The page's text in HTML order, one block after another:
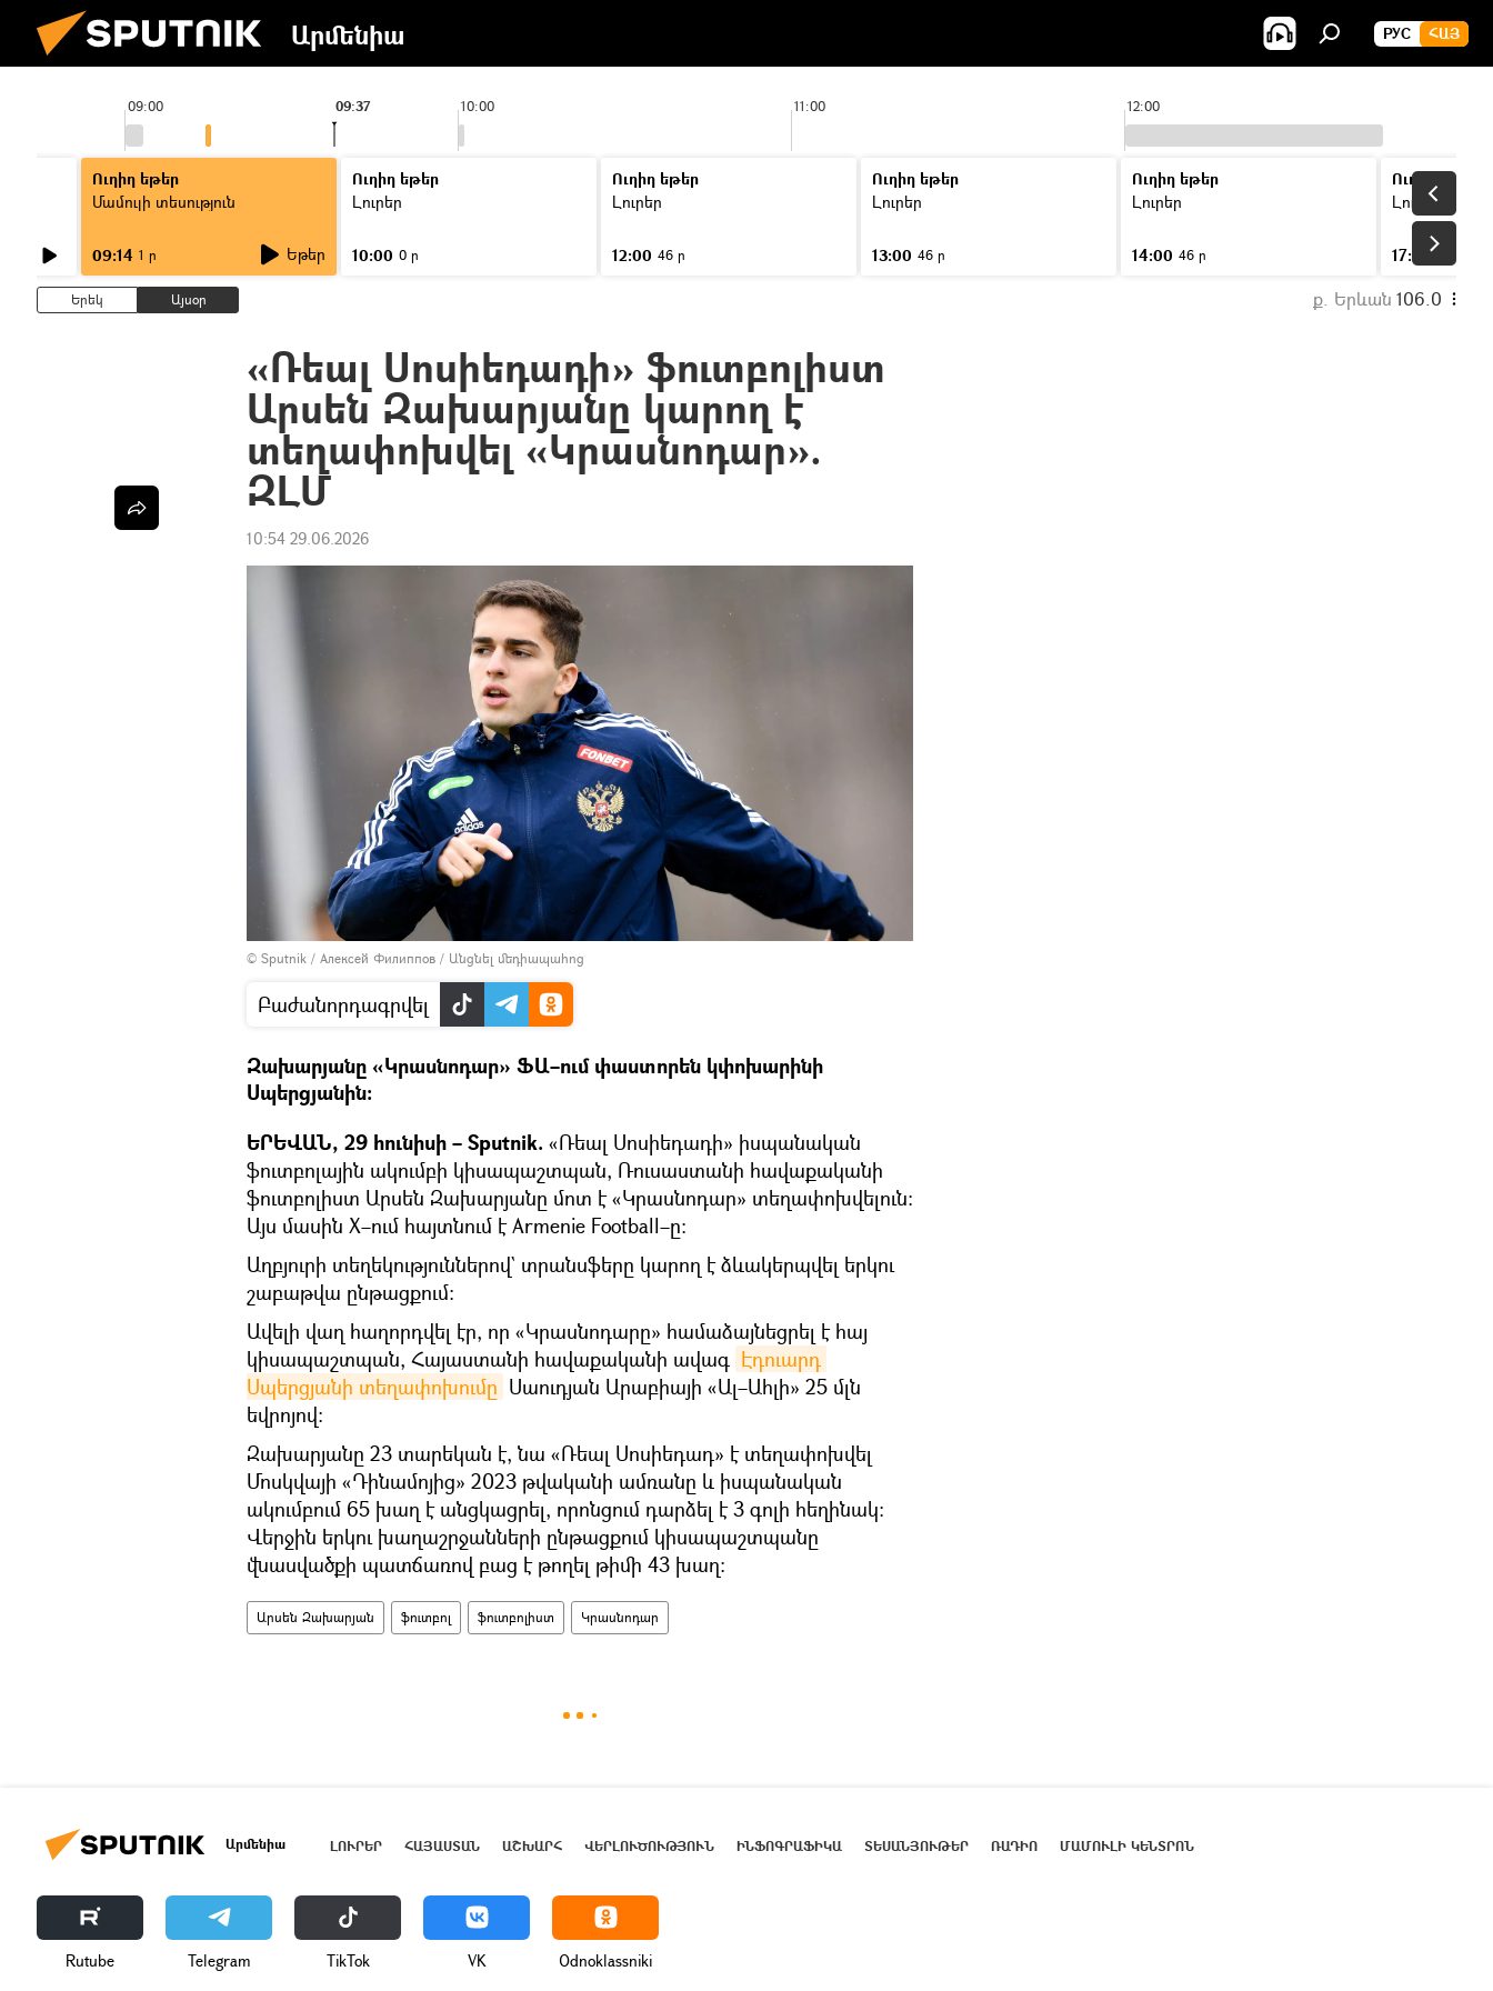
Արմենիա РУС ՀԱՅ
09:00 10:00 11:00 12:00
09:37
Ուղիղ եթեր
Մամուլի տեսություն
09:14 1 ր Եթեր
Ուղիղ եթեր
Լուրեր
10:00 0 ր
Ուղիղ եթեր
Լուրեր
12:00 46 ր
Ուղիղ եթեր
Լուրեր
13:00 46 ր
Ուղիղ եթեր
Լուրեր
14:00 46 ր
Ուղիղ եթեր
Լուրեր
17:00
Երեկ Այսօր ք. Երևան 106.0
«Ռեալ Սոսիեդադի» ֆուտբոլիստ
Արսեն Զախարյանը կարող է
տեղափոխվել «Կրասնոդար».
ԶԼՄ
10:54 29.06.2026
© Sputnik / Алексей Филиппов / Անցնել մեդիապահոց
Բաժանորդագրվել
Զախարյանը «Կրասնոդար» ՖԱ–ում փաստորեն կփոխարինի
Սպերցյանին։
ԵՐԵՎԱՆ, 29 հունիսի – Sputnik. «Ռեալ Սոսիեդադի» իսպանական
ֆուտբոլային ակումբի կիսապաշտպան, Ռուսաստանի հավաքականի
ֆուտբոլիստ Արսեն Զախարյանը մոտ է «Կրասնոդար» տեղափոխվելուն։
Այս մասին X–ում հայտնում է Armenie Football–ը։
Աղբյուրի տեղեկություններով` տրանսֆերը կարող է ձևակերպվել երկու
շաբաթվա ընթացքում։
Ավելի վաղ հաղորդվել էր, որ «Կրասնոդարը» համաձայնեցրել է հայ
կիսապաշտպան, Հայաստանի հավաքականի ավագ Էդուարդ
Սպերցյանի տեղափոխումը Սաուդյան Արաբիայի «Ալ–Ահլի» 25 մլն
եվրոյով։
Զախարյանը 23 տարեկան է, նա «Ռեալ Սոսիեդադ» է տեղափոխվել
Մոսկվայի «Դինամոյից» 2023 թվականի ամռանը և իսպանական
ակումբում 65 խաղ է անցկացրել, որոնցում դարձել է 3 գոլի հեղինակ։
Վերջին երկու խաղաշրջանների ընթացքում կիսապաշտպանը
վնասվածքի պատճառով բաց է թողել թիմի 43 խաղ։
Արսեն Զախարյան ֆուտբոլ ֆուտբոլիստ Կրասնոդար
Արմենիա ԼՈՒՐԵՐ ՀԱՅԱՍՏԱՆ ԱՇԽԱՐՀ ՎԵՐԼՈՒԾՈՒԹՅՈՒՆ ԻՆՖՈԳՐԱՖԻԿԱ ՏԵՍԱՆՅՈՒԹԵՐ ՌԱԴԻՈ ՄԱՄՈՒԼԻ ԿԵՆՏՐՈՆ
Rutube Telegram ТikТоk VK Odnoklassniki